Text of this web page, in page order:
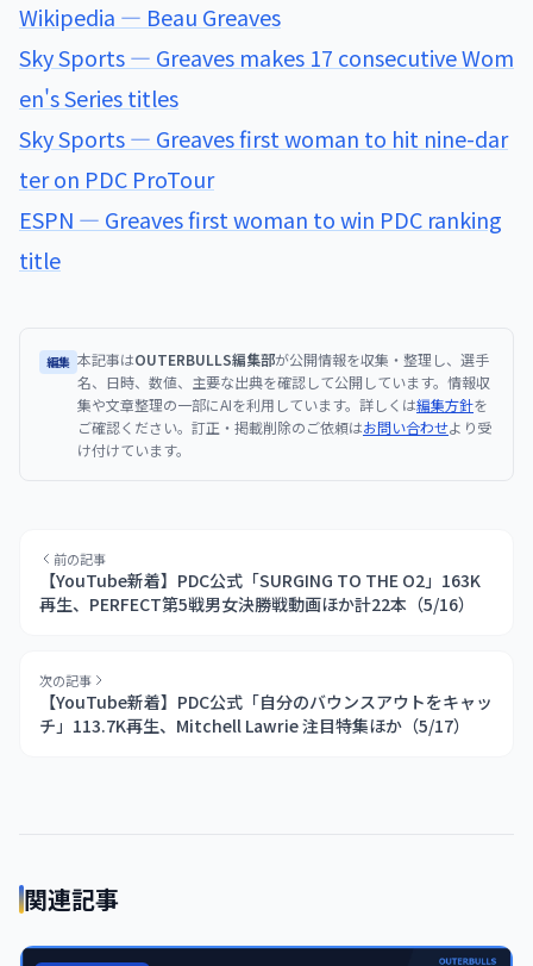
Wikipedia — Beau Greaves
Sky Sports — Greaves makes 17 consecutive Wom
en's Series titles
Sky Sports — Greaves first woman to hit nine-dar
ter on PDC ProTour
ESPN — Greaves first woman to win PDC ranking
title
編集 本記事はOUTERBULLS編集部が公開情報を収集・整理し、選手
名、日時、数値、主要な出典を確認して公開しています。情報収
集や文章整理の一部にAIを利用しています。詳しくは編集方針を
ご確認ください。訂正・掲載削除のご依頼はお問い合わせより受
け付けています。
前の記事
【YouTube新着】PDC公式「SURGING TO THE O2」163K
再生、PERFECT第5戦男女決勝戦動画ほか計22本（5/16）
次の記事
【YouTube新着】PDC公式「自分のバウンスアウトをキャッ
チ」113.7K再生、Mitchell Lawrie 注目特集ほか（5/17）
関連記事